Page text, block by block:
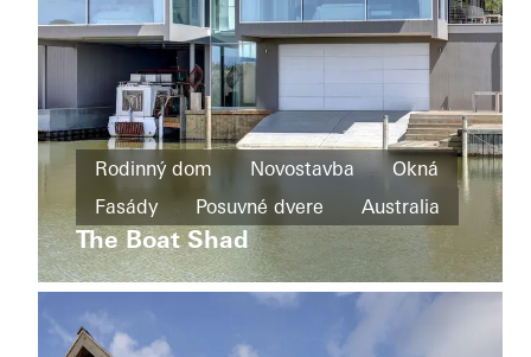
dvere
Sweden
Rodinný
dom
Novostavba
Posuvné
dvere
Uruguay
La
Secreta
Rodinný dom Novostavba
Okná
Fasády
Posuvné dvere Australia
The Boat Shad